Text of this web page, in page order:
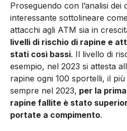
Proseguendo con l’analisi dei
interessante sottolineare
attacchi agli ATM sia in
livelli di rischio di rapine e
stati così bassi. Il livello di
esempio, nel 2023 si attesta
rapine ogni 100 sportelli, il
sempre nel 2023, per la
rapine fallite è stato
portate a compimento.